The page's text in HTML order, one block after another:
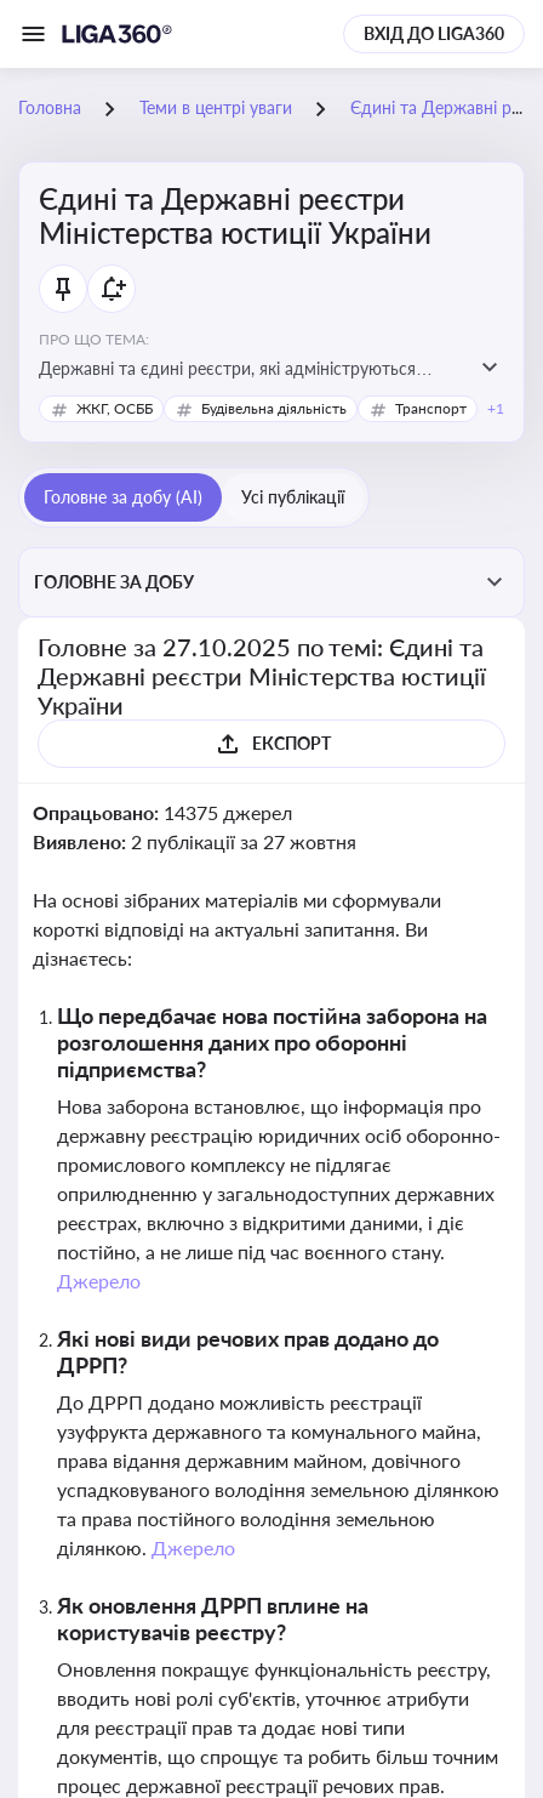
ВХІД ДО LIGA360
Головна Теми в центрі уваги Єдині та Державні реєстри Міністерства юстиції України
Єдині та Державні реєстри
Міністерства юстиції України
ПРО ЩО ТЕМА:
Державні та єдині реєстри, які адмініструються
Мінюстом України, і є ключовими інструментами для
юридичного захисту, ідентифікації прав, та
сімейних та майнових відносин
ЖКГ, ОСББ Будівельна діяльність Транспорт +1
Головне за добу (AI) Усі публікації
ГОЛОВНЕ ЗА ДОБУ
Головне за 27.10.2025 по темі: Єдині та
Державні реєстри Міністерства юстиції
України
ЕКСПОРТ
Опрацьовано: 14375 джерел
Виявлено: 2 публікації за 27 жовтня
На основі зібраних матеріалів ми сформували
короткі відповіді на актуальні запитання. Ви
дізнаєтесь:
Що передбачає нова постійна заборона на
розголошення даних про оборонні
підприємства?
Нова заборона встановлює, що інформація про
державну реєстрацію юридичних осіб оборонно-
промислового комплексу не підлягає
оприлюдненню у загальнодоступних державних
реєстрах, включно з відкритими даними, і діє
постійно, а не лише під час воєнного стану.
Джерело
Які нові види речових прав додано до
ДРРП?
До ДРРП додано можливість реєстрації
узуфрукта державного та комунального майна,
права відання державним майном, довічного
успадковуваного володіння земельною ділянкою
та права постійного володіння земельною
ділянкою. Джерело
Як оновлення ДРРП вплине на
користувачів реєстру?
Оновлення покращує функціональність реєстру,
вводить нові ролі суб'єктів, уточнює атрибути
для реєстрації прав та додає нові типи
документів, що спрощує та робить більш точним
процес державної реєстрації речових прав.